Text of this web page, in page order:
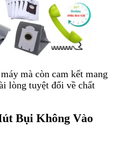
mà còn cam kết mang
lòng tuyệt đối về chất
Bụi Không Vào